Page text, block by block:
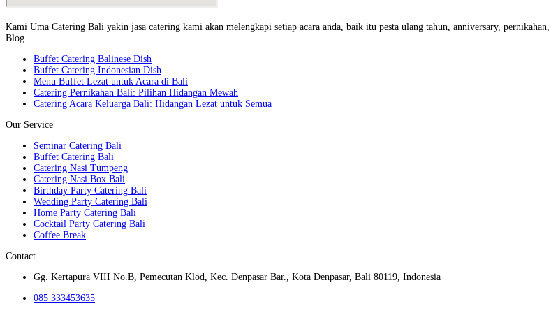
Kami Uma Catering Bali yakin jasa catering kami akan melengkapi setiap acara anda, baik itu pesta ulang tahun, anniversary,
Blog
Buffet Catering Balinese Dish
Buffet Catering Indonesian Dish
Menu Buffet Lezat untuk Acara di Bali
Catering Pernikahan Bali: Pilihan Hidangan Mewah
Catering Acara Keluarga Bali: Hidangan Lezat untuk Semua
Our Service
Seminar Catering Bali
Buffet Catering Bali
Catering Nasi Tumpeng
Catering Nasi Box Bali
Birthday Party Catering Bali
Wedding Party Catering Bali
Home Party Catering Bali
Cocktail Party Catering Bali
Coffee Break
Contact
Gg. Kertapura VIII No.B, Pemecutan Klod, Kec. Denpasar Bar., Kota Denpasar, Bali 80119, Indonesia
085 333453635